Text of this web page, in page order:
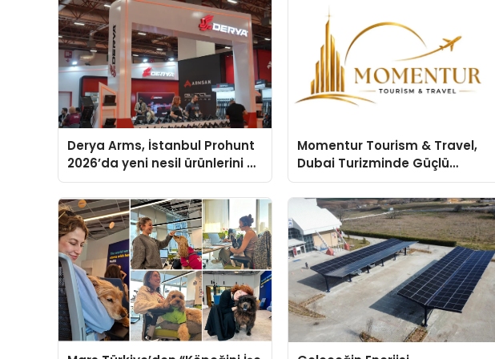
Derya Arms, İstanbul Prohunt
2026’da yeni nesil ürünlerini ve
global marka vizyonunu
sergiledi
Momentur Tourism & Travel,
Dubai Turizminde Güçlü
Operasyon Ağıyla Fark
Yaratıyor